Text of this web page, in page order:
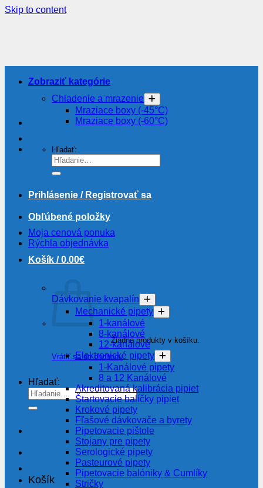
Skip to content
Hľadať:
Prihlásenie / Registrovať sa
Obľúbené položky
Moja cenová ponuka
Rýchla objednávka
Košík /0.00€
Žiadne produkty v košíku.
Vrátiť sa do obchodu
Hľadať:
Košík
Zobraziť kategórie
Chladenie a mrazenie
Mraziace boxy (-45°C)
Mraziace boxy (-60°C)
Dávkovanie kvapalín
Mechanické pipety
1-kanálové
8-kanálové
12-kanálové
Elektronické pipety
1-Kanálové pipety
8 a 12 Kanálové
Akreditovaná kalibrácia pipiet
Štartovacie balíčky pipiet
Krokové pipety
Fľašové dávkovače a byrety
Pipetovacie pištole
Stojany pre pipety
Serologické pipety
Pasteurové pipety
Pipetovacie balóniky & Cumlíky
Stričky